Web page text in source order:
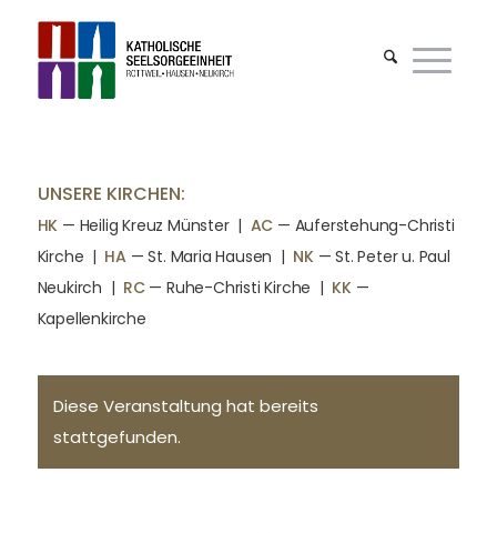
UNSERE KIRCHEN:
HK — Heilig Kreuz Münster | AC — Auferstehung-Christi
Kirche | HA — St. Maria Hausen | NK— St. Peter u. Paul
Neukirch | RC— Ruhe-Christi Kirche | KK—
Kapellenkirche
Diese Veranstaltung hat bereits
stattgefunden.